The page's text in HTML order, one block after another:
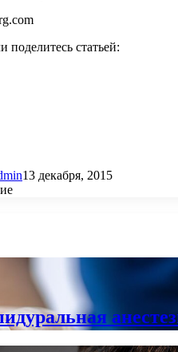
поделитесь статьей:
13 декабря, 2015